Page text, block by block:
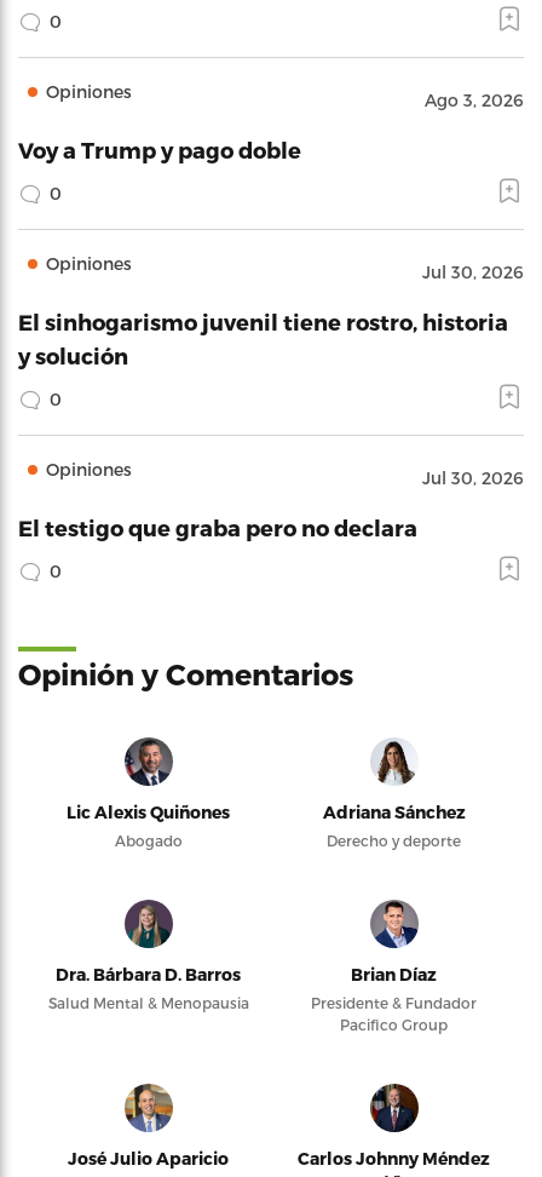
0
Opiniones Ago 3, 2026
Voy a Trump y pago doble
0
Opiniones Jul 30, 2026
El sinhogarismo juvenil tiene rostro, historia
y solución
0
Opiniones Jul 30, 2026
El testigo que graba pero no declara
0
Opinión y Comentarios
Lic Alexis Quiñones
Abogado
Adriana Sánchez
Derecho y deporte
Dra. Bárbara D. Barros
Salud Mental & Menopausia
Brian Díaz
Presidente & Fundador
Pacifico Group
José Julio Aparicio
Carlos Johnny Méndez